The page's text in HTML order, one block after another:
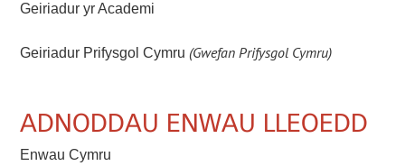
Geiriadur yr Academi
Geiriadur Prifysgol Cymru (Gwefan Prifysgol Cymru)
ADNODDAU ENWAU LLEOEDD
Enwau Cymru